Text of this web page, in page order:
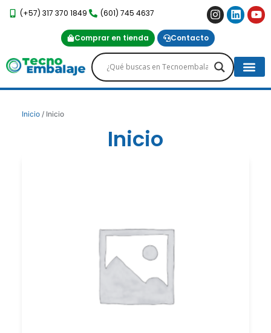
(+57) 317 370 1849 (601) 745 4637
Comprar en tienda Contacto
Inicio/ Inicio
Inicio